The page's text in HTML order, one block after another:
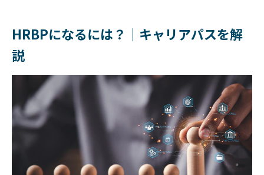
HRBPになるには？｜キャリアパスを解
説